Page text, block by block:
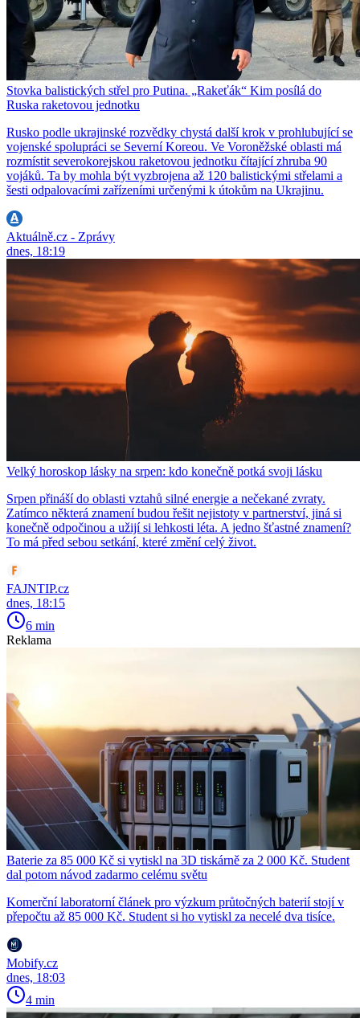
Stovka balistických střel pro Putina. „Rakeťák“ Kim posílá do
Ruska raketovou jednotku
Rusko podle ukrajinské rozvědky chystá další krok v prohlubující se
vojenské spolupráci se Severní Koreou. Ve Voroněžské oblasti má
rozmístit severokorejskou raketovou jednotku čítající zhruba 90
vojáků. Ta by mohla být vyzbrojena až 120 balistickými střelami a
šesti odpalovacími zařízeními určenými k útokům na Ukrajinu.
Aktuálně.cz - Zprávy
dnes, 18:19
Velký horoskop lásky na srpen: kdo konečně potká svoji lásku
Srpen přináší do oblasti vztahů silné energie a nečekané zvraty.
Zatímco některá znamení budou řešit nejistoty v partnerství, jiná si
konečně odpočinou a užijí si lehkosti léta. A jedno šťastné znamení?
To má před sebou setkání, které změní celý život.
FAJNTIP.cz
dnes, 18:15
6 min
Reklama
Baterie za 85 000 Kč si vytiskl na 3D tiskárně za 2 000 Kč. Student
dal potom návod zadarmo celému světu
Komerční laboratorní článek pro výzkum průtočných baterií stojí v
přepočtu až 85 000 Kč. Student si ho vytiskl za necelé dva tisíce.
Mobify.cz
dnes, 18:03
4 min